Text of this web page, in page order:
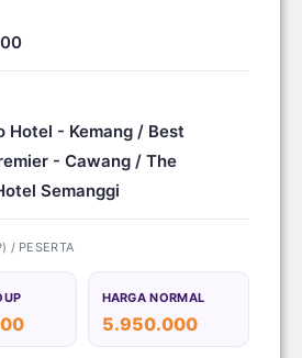
Hotel - Kemang / Best
- Cawang / The
Semanggi
/ PESERTA
HARGA NORMAL
5.950.000